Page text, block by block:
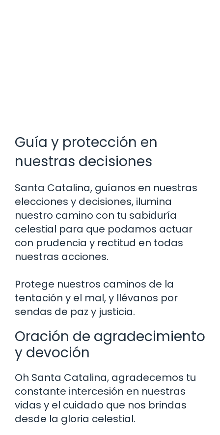
Guía y protección en
nuestras decisiones
Santa Catalina, guíanos en nuestras
elecciones y decisiones, ilumina
nuestro camino con tu sabiduría
celestial para que podamos actuar
con prudencia y rectitud en todas
nuestras acciones.
Protege nuestros caminos de la
tentación y el mal, y llévanos por
sendas de paz y justicia.
Oración de agradecimiento
y devoción
Oh Santa Catalina, agradecemos tu
constante intercesión en nuestras
vidas y el cuidado que nos brindas
desde la gloria celestial.